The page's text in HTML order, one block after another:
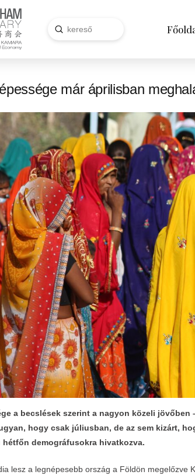
Search
Submit
már áprilisban
a becslések szerint a nagyon közeli
hogy csak júliusban, de az sem kizárt,
demográfusokra hivatkozva.
lesz a legnépesebb ország a Földön megelőzve